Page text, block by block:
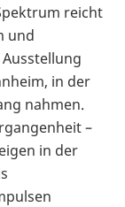
reicht
und
in der
nahmen.
–
in der